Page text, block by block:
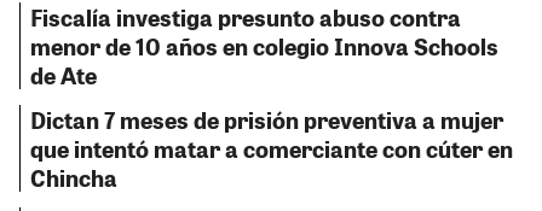
Fiscalía investiga presunto abuso contra
menor de 10 años en colegio Innova Schools
de Ate
Dictan 7 meses de prisión preventiva a mujer
que intentó matar a comerciante con cúter en
Chincha